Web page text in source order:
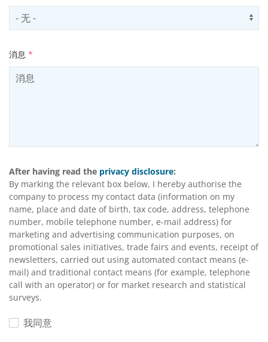
Select productCategory
消息 *
After having read the privacy disclosure:
By marking the relevant box below, I hereby authorise the
company to process my contact data (information on my
name, place and date of birth, tax code, address, telephone
number, mobile telephone number, e-mail address) for
marketing and advertising communication purposes, on
promotional sales initiatives, trade fairs and events, receipt of
newsletters, carried out using automated contact means (e-
mail) and traditional contact means (for example, telephone
call with an operator) or for market research and statistical
surveys.
我同意